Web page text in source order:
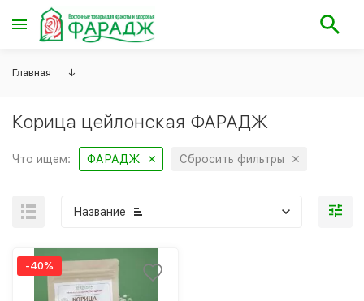
Главная ↓
Корица цейлонская ФАРАДЖ
Что ищем: ФАРАДЖ Сбросить фильтры
Название
-40%